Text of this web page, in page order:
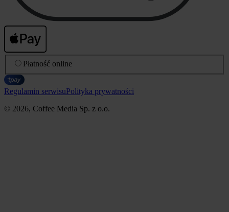
Płatność online
Regulamin serwisuPolityka prywatności
© 2026, Coffee Media Sp. z o.o.